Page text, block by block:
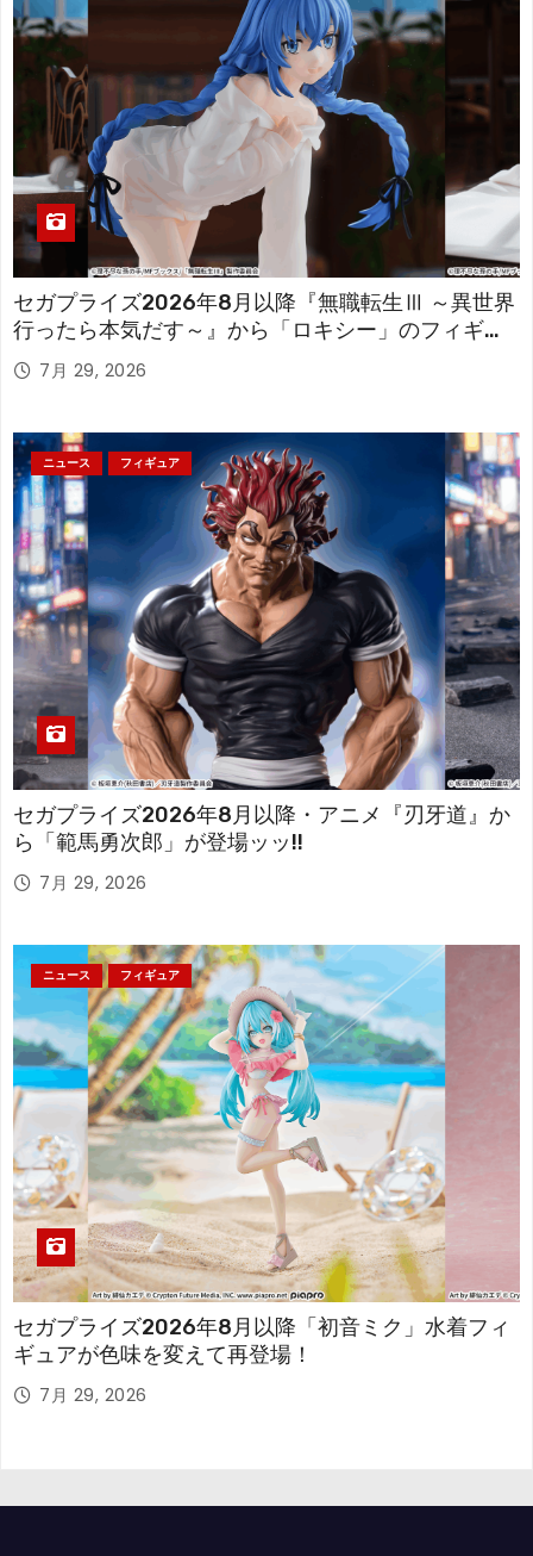
セガプライズ2026年8月以降『無職転生Ⅲ ～異世界
行ったら本気だす～』から「ロキシー」のフィギュ
アが登場！
7月 29, 2026
ニュース フィギュア
セガプライズ2026年8月以降・アニメ『刃牙道』か
ら「範馬勇次郎」が登場ッッ!!
7月 29, 2026
ニュース フィギュア
セガプライズ2026年8月以降「初音ミク」水着フィ
ギュアが色味を変えて再登場！
7月 29, 2026